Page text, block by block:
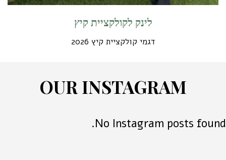
לינק לקולקציית קיץ
דגמי קולקציית קיץ 2026
OUR INSTAGRAM
No Instagram posts found.